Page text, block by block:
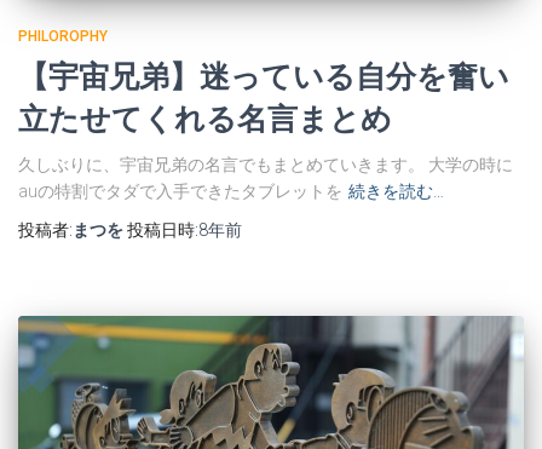
PHILOROPHY
【宇宙兄弟】迷っている自分を奮い
立たせてくれる名言まとめ
久しぶりに、宇宙兄弟の名言でもまとめていきます。 大学の時に
auの特割でタダで入手できたタブレットを 続きを読む…
投稿者:まつを投稿日時:8年前